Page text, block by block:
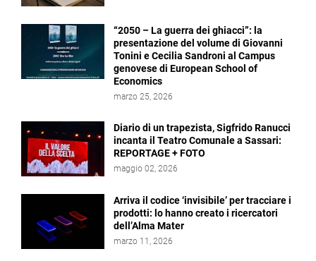
“2050 – La guerra dei ghiacci”: la
presentazione del volume di Giovanni
Tonini e Cecilia Sandroni al Campus
genovese di European School of
Economics
marzo 25, 2026
Diario di un trapezista, Sigfrido Ranucci
incanta il Teatro Comunale a Sassari:
REPORTAGE + FOTO
maggio 02, 2026
Arriva il codice ‘invisibile’ per tracciare i
prodotti: lo hanno creato i ricercatori
dell’Alma Mater
marzo 11, 2026